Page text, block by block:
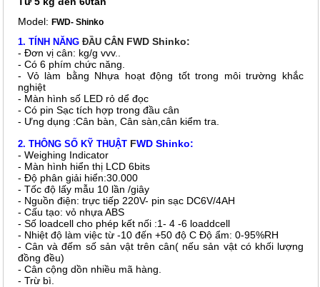
Model: FWD- Shinko
1. TÍNH NĂNG ĐẦU CÂN FWD Shinko:
- Đơn vị cân: kg/g vvv..
- Có 6 phím chức năng.
- Vỏ làm bằng Nhựa hoạt động tốt trong môi trường khắc
nghiệt
- Màn hình số LED rỏ dể đọc
- Có pin Sạc tích hợp trong đầu cân
- Ưng dụng :Cân bàn, Cân sàn,cân kiểm tra.
2. THÔNG SỐ KỸ THUẬT FWD Shinko:
- Weighing Indicator
- Màn hình hiển thị LCD 6bits
- Độ phân giải hiển:30.000
- Tốc độ lấy mẫu 10 lần /giây
- Nguồn điện: trực tiếp 220V- pin sạc DC6V/4AH
- Cấu tạo: vỏ nhựa ABS
- Số loadcell cho phép kết nối :1- 4 -6 loaddcell
- Nhiệt độ làm việc từ -10 đến +50 độ C Độ ẩm: 0-95%RH
- Cân và đếm số sản vật trên cân( nếu sản vật có khối lượng
đồng đều)
- Cân cộng dồn nhiều mã hàng.
- Trừ bì.